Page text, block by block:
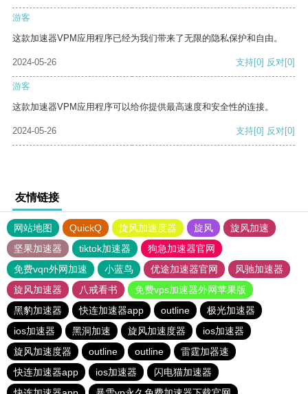
游客
这款加速器VPM应用程序已经为我们带来了无限的隐私保护和自由。
2024-05-26 支持[0] 反对[0]
游客
这款加速器VPM应用程序可以给你提供最高速度和安全性的连接。
2024-05-26 支持[0] 反对[0]
友情链接
网站地图 QuickQ 旋风加速度器 旋风
旋风加速
坚果加速器
tiktok加速器
狗急加速器官网
免费vqn外网加速
小蓝鸟 优途加速器官网
风驰加速器
旋风加速器
八戒看书
免费vps加速器外网苹果版
黑豹加速器
快连加速器app outline
极光加速器
ios加速器
黑洞加速 旋风加速度器
ios加速器
旋风加速度器
outline outline
雷霆加器速
快连加速器app
ios加速器
闪电猫加速器